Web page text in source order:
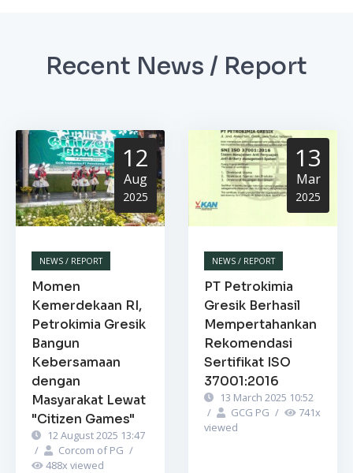
Recent News / Report
12
Aug
2025
NEWS / REPORT
Momen
Kemerdekaan RI,
Petrokimia Gresik
Bangun
Kebersamaan
dengan
Masyarakat Lewat
"Citizen Games"
12 August 2025 13:47
/
Corcom of PG /
488x viewed
13
Mar
2025
NEWS / REPORT
PT Petrokimia
Gresik Berhasil
Mempertahankan
Rekomendasi
Sertifikat ISO
37001:2016
13 March 2025 10:52
/
GCG PG / 741x
viewed